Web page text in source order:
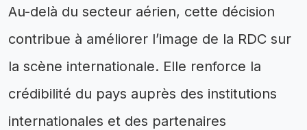
Au-delà du secteur aérien, cette décision
contribue à améliorer l’image de la RDC sur
la scène internationale. Elle renforce la
crédibilité du pays auprès des institutions
internationales et des partenaires